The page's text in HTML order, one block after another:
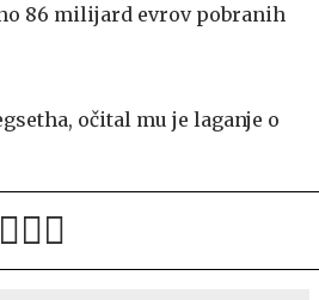
86 milijard evrov pobranih
očital mu je laganje o